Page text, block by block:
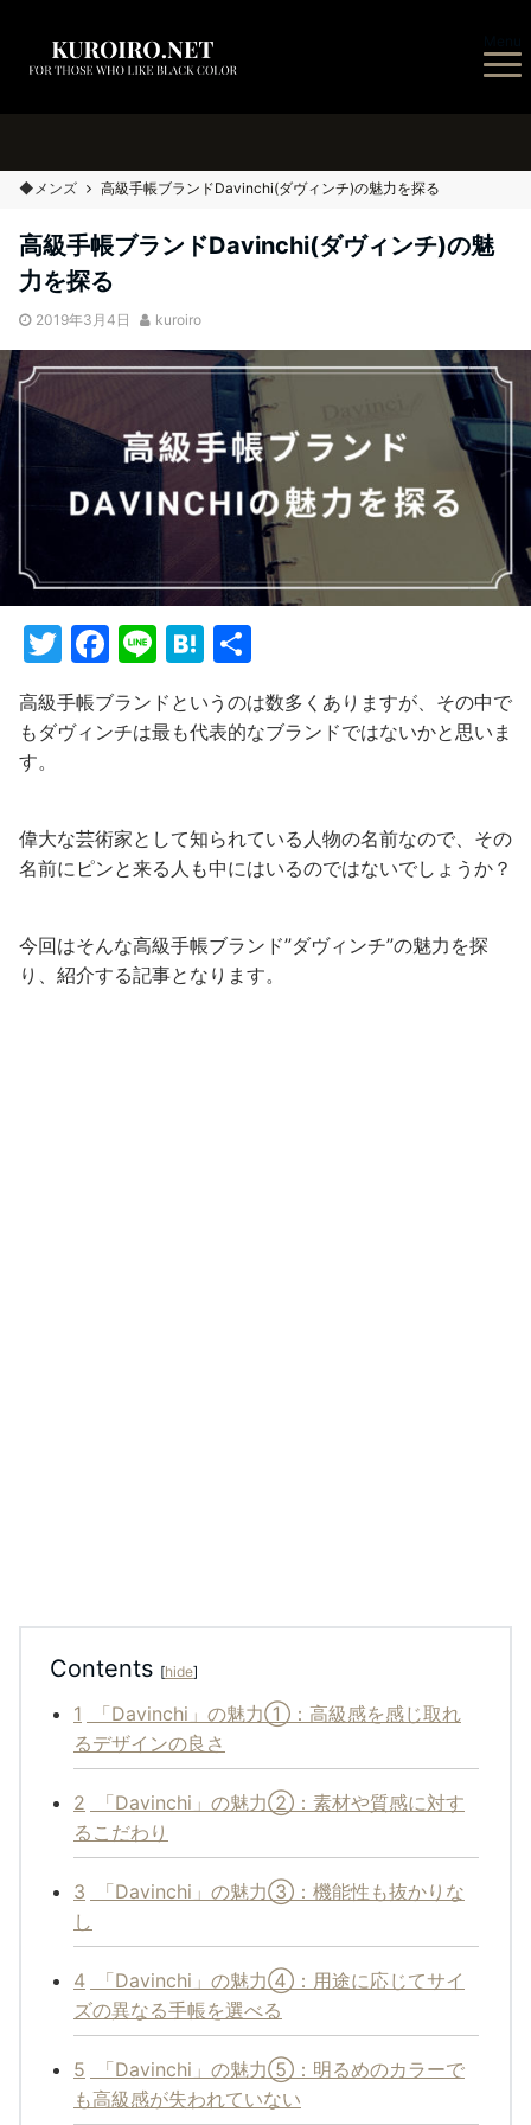
◆メンズ 高級手帳ブランドDavinchi(ダヴィンチ)の魅力を探る
高級手帳ブランドDavinchi(ダヴィンチ)の魅
力を探る
2019年3月4日 kuroiro
T
w
itt
er
F
a
c
e
o
o
Li
e
H
e
n
高級手帳ブランドというのは数多くありますが、その中で
もダヴィンチは最も代表的なブランドではないかと思いま
す。
偉大な芸術家として知られている人物の名前なので、その
名前にピンと来る人も中にはいるのではないでしょうか？
今回はそんな高級手帳ブランド”ダヴィンチ”の魅力を探
り、紹介する記事となります。
Contents [hide]
1
「Davinchi」の魅力①：高級感を感じ取れ
るデザインの良さ
2
「Davinchi」の魅力②：素材や質感に対す
るこだわり
3
「Davinchi」の魅力③：機能性も抜かりな
し
4
「Davinchi」の魅力④：用途に応じてサイ
ズの異なる手帳を選べる
5
「Davinchi」の魅力⑤：明るめのカラーで
も高級感が失われていない